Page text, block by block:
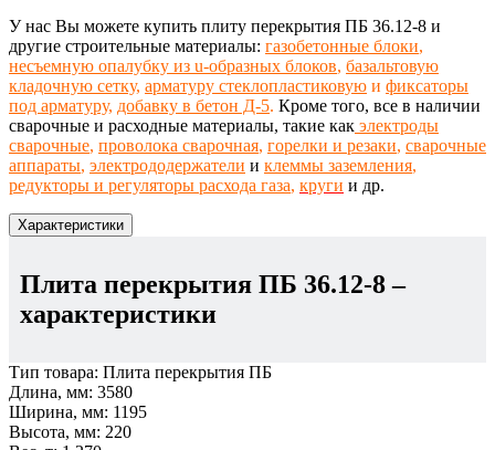
У нас Вы можете купить плиту перекрытия ПБ 36.12-8 и
другие строительные материалы: газобетонные блоки,
несъемную опалубку из u-образных блоков, базальтовую
кладочную сетку, арматуру стеклопластиковую и фиксаторы
под арматуру, добавку в бетон Д-5. Кроме того, все в наличии
сварочные и расходные материалы, такие как электроды
сварочные, проволока сварочная, горелки и резаки, сварочные
аппараты, электрододержатели и клеммы заземления,
редукторы и регуляторы расхода газа, круги и др.
Характеристики
Плита перекрытия ПБ 36.12-8–
характеристики
Тип товара: Плита перекрытия ПБ
Длина, мм: 3580
Ширина, мм: 1195
Высота, мм: 220